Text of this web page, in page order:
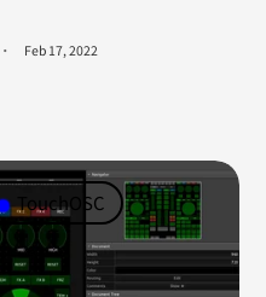
Feb 17, 2022
TouchOSC